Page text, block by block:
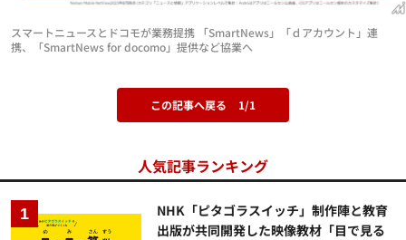
スマートニュースとドコモが業務提携 「SmartNews」「ｄアカウント」連
携、「SmartNews for docomo」提供など協業へ
この記事へ戻る 1/1
人気記事ランキング
NHK「ピタゴラスイッチ」制作陣と教育
出版が共同開発した映像教材「目で見る